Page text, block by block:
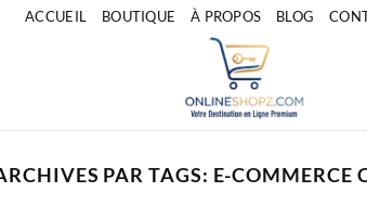
ACCUEIL BOUTIQUE À PROPOS BLOG
PAR TAGS: E-COMMERCE